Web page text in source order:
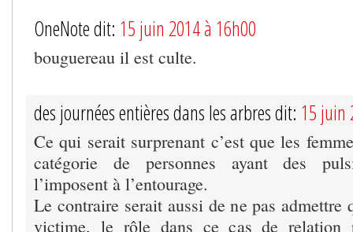
OneNote dit: 15 juin 2014 à 16h00
bouguereau il est culte.
des journées entières dans les arbres dit: 15 juin
Ce qui serait surprenant c’est que les
catégorie de personnes ayant des
l’imposent à l’entourage.
Le contraire serait aussi de ne pas admettre
victime, le rôle dans ce cas de relation